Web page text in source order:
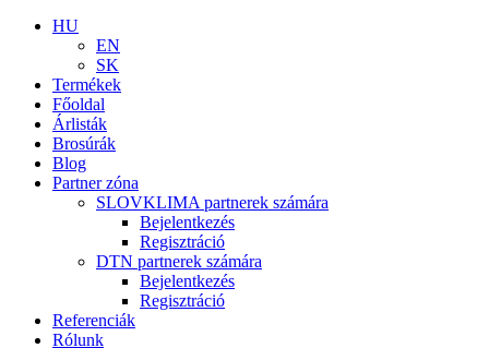
HU
EN
SK
Termékek
Főoldal
Árlisták
Brosúrák
Blog
Partner zóna
SLOVKLIMA partnerek számára
Bejelentkezés
Regisztráció
DTN partnerek számára
Bejelentkezés
Regisztráció
Referenciák
Rólunk